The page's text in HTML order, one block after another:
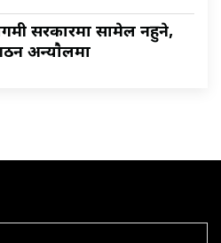
सरकारमा सामेल नहुने,
अन्याैलमा